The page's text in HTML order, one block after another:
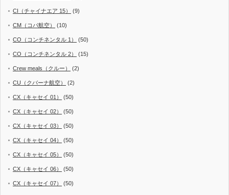
CI（チャイナエア 15） (9)
CM（コパ航空） (10)
CO（コンチネンタル 1） (50)
CO（コンチネンタル 2） (15)
Crew meals（クルー） (2)
CU（クバーナ航空） (2)
CX（キャセイ 01） (50)
CX（キャセイ 02） (50)
CX（キャセイ 03） (50)
CX（キャセイ 04） (50)
CX（キャセイ 05） (50)
CX（キャセイ 06） (50)
CX（キャセイ 07） (50)